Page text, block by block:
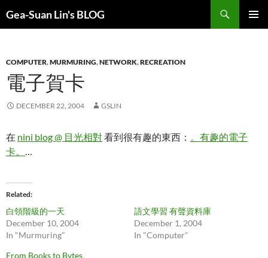
Gea-Suan Lin's BLOG
COMPUTER,MURMURING,NETWORK,RECREATION
電子賀卡
DECEMBER 22, 2004 GSLIN
在 nini blog @ 目光相對看到很有趣的東西： 。有趣的電子
卡。 …
Related
白領階級的一天
December 10, 2004
In "Murmuring"
語文學習 有聲資料庫
December 1, 2004
In "Computer"
From Books to Bytes